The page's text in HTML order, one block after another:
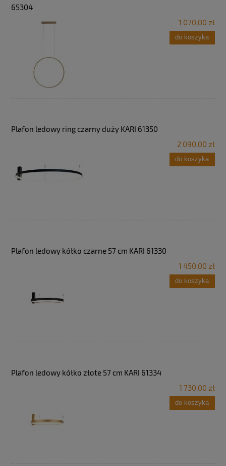
65304
1 070,00 zł
do koszyka
Plafon ledowy ring czarny duży KARI 61350
2 090,00 zł
do koszyka
Plafon ledowy kółko czarne 57 cm KARI 61330
1 450,00 zł
do koszyka
Plafon ledowy kółko złote 57 cm KARI 61334
1 730,00 zł
do koszyka